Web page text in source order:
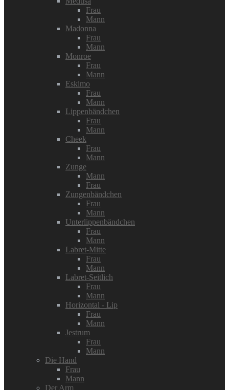
Frau
Mann
Madonna
Frau
Mann
Monroe
Frau
Mann
Eskimo
Frau
Mann
Lippenbändchen
Frau
Mann
Cheek
Frau
Mann
Zunge
Mann
Frau
Zungenbändchen
Frau
Mann
Unterlippenbändchen
Frau
Mann
Labret-Mitte
Frau
Mann
Labret-Seitlich
Frau
Mann
Horizontal - Lip
Frau
Mann
Jestrum
Frau
Mann
Die Hand
Frau
Mann
Der Arm